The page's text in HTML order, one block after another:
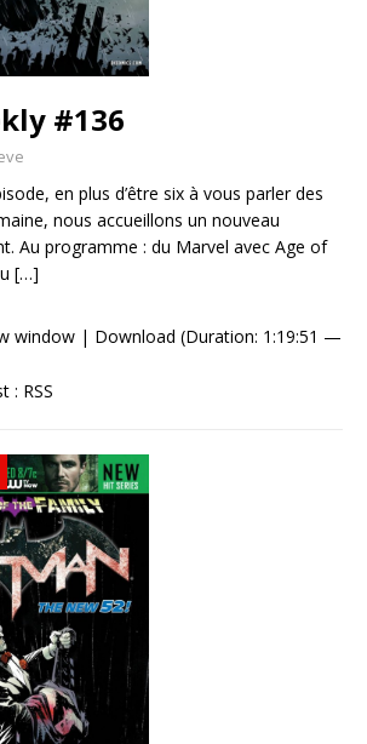
#136
en plus d’être six à vous parler des
nous accueillons un nouveau
Au programme : du Marvel avec Age of
[…]
window | Download (Duration: 1:19:51 —
: RSS